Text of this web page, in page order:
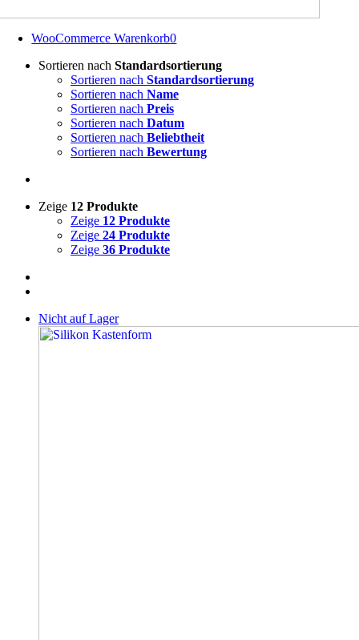
WooCommerce Warenkorb0
Sortieren nach Standardsortierung
Sortieren nach Standardsortierung
Sortieren nach Name
Sortieren nach Preis
Sortieren nach Datum
Sortieren nach Beliebtheit
Sortieren nach Bewertung
Zeige 12 Produkte
Zeige 12 Produkte
Zeige 24 Produkte
Zeige 36 Produkte
Nicht auf Lager